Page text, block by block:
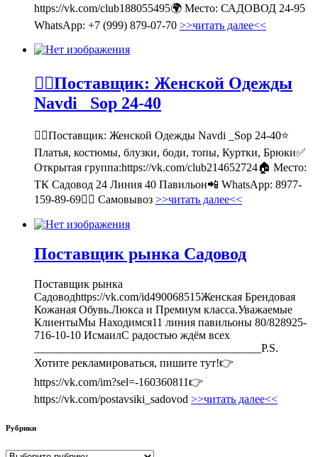
https://vk.com/club188055495🌍 Место: САДОВОД 24-95
WhatsApp: +7 (999) 879-07-70 >>читать далее<<
💁‍♂Поставщик: Женской Одежды
Navdi _Sop 24-40
💁‍♂Поставщик: Женской Одежды Navdi _Sop 24-40⭐
Платья, костюмы, блузки, боди, топы, Куртки, Брюки✅
Открытая группа:https://vk.com/club214652724🏠 Место:
ТК Садовод 24 Линия 40 Павильон📲 WhatsApp: 8977-
159-89-69🚶‍♀ Самовывоз >>читать далее<<
Поставщик рынка Садовод
Поставщик рынка
Садоводhttps://vk.com/id490068515Женская Брендовая
Кожаная Обувь.Люкса и Премиум класса.Уважаемые
КлиентыМы Находимся11 линия павильоны 80/828925-
716-10-10 ИсмаилС радостью ждём всех
________________________________________P.S.
Хотите рекламироваться, пишите тут!👉
https://vk.com/im?sel=-160360811👉
https://vk.com/postavsiki_sadovod >>читать далее<<
Рубрики